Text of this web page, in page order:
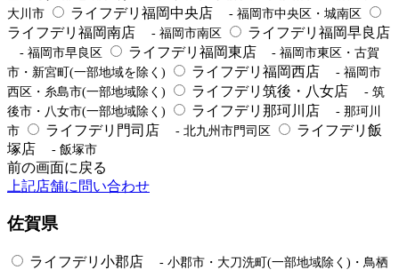
大川市
ライフデリ福岡中央店 - 福岡市中央区・城南区
ライフデリ福岡南店 - 福岡市南区 ライフデリ福岡早良店
- 福岡市早良区 ライフデリ福岡東店
- 福岡市東区・古賀
市・新宮町(一部地域を除く)
ライフデリ福岡西店
- 福岡市
西区・糸島市(一部地域除く)
ライフデリ筑後・八女店
- 筑
後市・八女市(一部地域除く)
ライフデリ那珂川店
- 那珂川
市
ライフデリ門司店 - 北九州市門司区
ライフデリ飯
塚店
- 飯塚市
前の画面に戻る
上記店舗に問い合わせ
佐賀県
ライフデリ小郡店
- 小郡市・大刀洗町(一部地域除く)・鳥栖